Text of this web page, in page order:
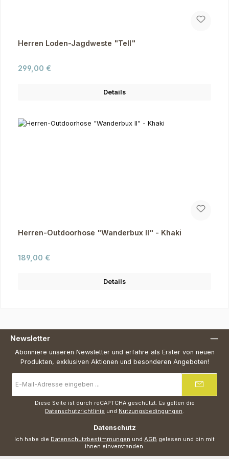
Herren Loden-Jagdweste "Tell"
Regulärer Preis:
299,00 €
Details
Herren-Outdoorhose "Wanderbux II" - Khaki
Regulärer Preis:
189,00 €
Details
Newsletter
Abonniere unseren Newsletter und erfahre als Erster von neuen
Produkten, exklusiven Aktionen und besonderen Angeboten!
Mail-
Adresse
Diese Seite ist durch reCAPTCHA geschützt. Es gelten die
Datenschutzrichtlinie und Nutzungsbedingungen.
Datenschutz
Ich habe die Datenschutzbestimmungen und AGB gelesen und bin mit
ihnen einverstanden.